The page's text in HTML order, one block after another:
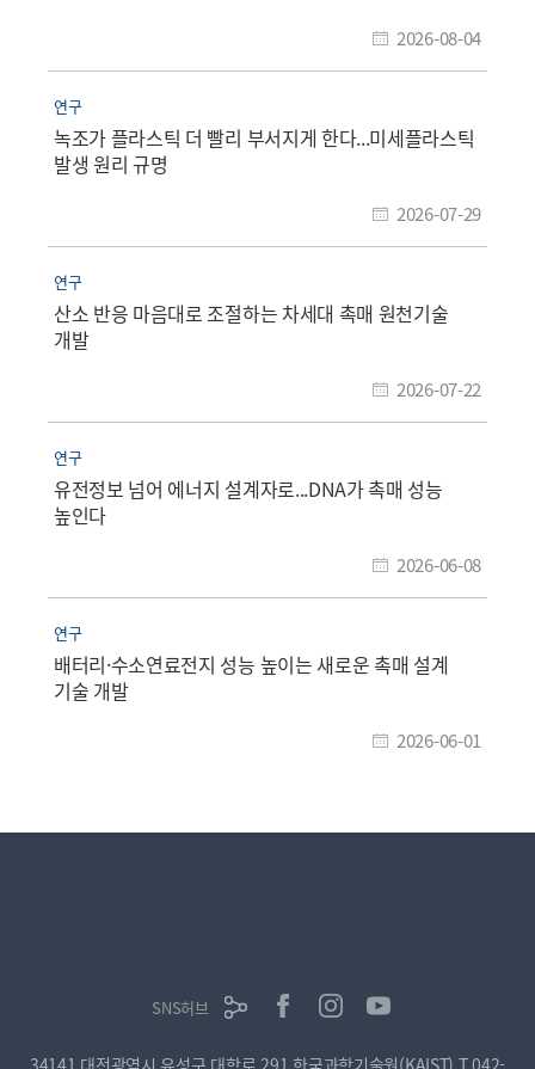
2026-08-04
연구
녹조가 플라스틱 더 빨리 부서지게 한다...미세플라스틱
발생 원리 규명
2026-07-29
연구
산소 반응 마음대로 조절하는 차세대 촉매 원천기술
개발
2026-07-22
연구
유전정보 넘어 에너지 설계자로...DNA가 촉매 성능
높인다
2026-06-08
연구
배터리·수소연료전지 성능 높이는 새로운 촉매 설계
기술 개발
2026-06-01
SNS허브
34141 대전광역시 유성구 대학로 291 한국과학기술원(KAIST) T.042-